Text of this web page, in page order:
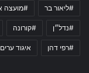
#ליאור בר #מועצה
#נדל״ן #קורונה
#רפי דהן איגוד